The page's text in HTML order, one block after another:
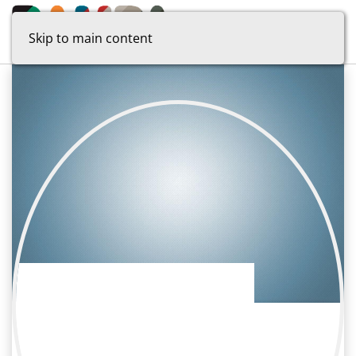
Skip to main content